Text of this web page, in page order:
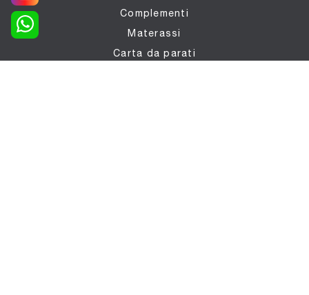
Complementi
Materassi
Carta da parati